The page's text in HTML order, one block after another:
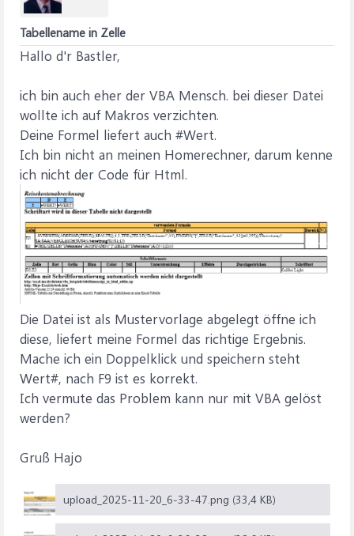
Tabellename in Zelle
Hallo d'r Bastler,
ich bin auch eher der VBA Mensch. bei dieser Datei
wollte ich auf Makros verzichten.
Deine Formel liefert auch #Wert.
Ich bin nicht an meinen Homerechner, darum kenne
ich nicht der Code für Html.
Die Datei ist als Mustervorlage abgelegt öffne ich
diese, liefert meine Formel das richtige Ergebnis.
Mache ich ein Doppelklick und speichern steht
Wert#, nach F9 ist es korrekt.
Ich vermute das Problem kann nur mit VBA gelöst
werden?
Gruß Hajo
upload_2025-11-20_6-33-47.png (33,4 KB)